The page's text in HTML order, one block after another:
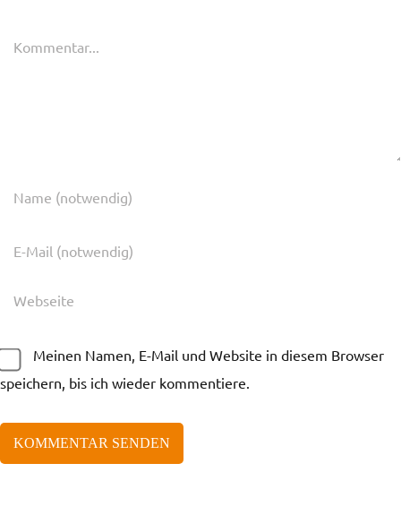
Meinen Namen, E-Mail und Website in diesem Browser
speichern, bis ich wieder kommentiere.